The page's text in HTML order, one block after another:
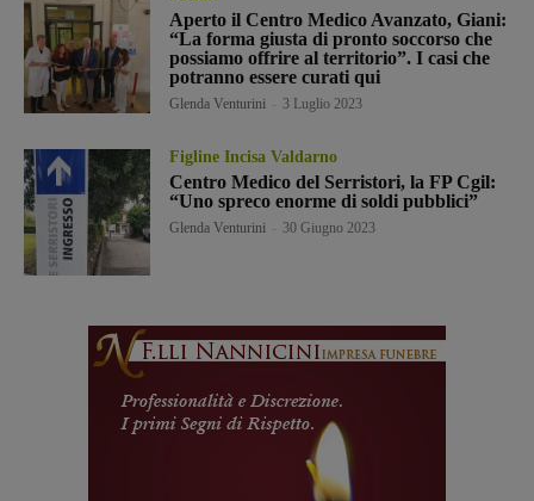
Aperto il Centro Medico Avanzato, Giani:
“La forma giusta di pronto soccorso che
possiamo offrire al territorio”. I casi che
potranno essere curati qui
Glenda Venturini 3 Luglio 2023
Figline Incisa Valdarno
Centro Medico del Serristori, la FP Cgil:
“Uno spreco enorme di soldi pubblici”
Glenda Venturini 30 Giugno 2023